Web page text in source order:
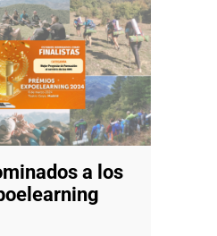
a los